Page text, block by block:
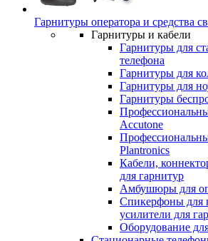
Гарнитуры оператора и средства
Гарнитуры и кабели
Гарнитуры для
телефона
Гарнитуры для
Гарнитуры для
Гарнитуры
Accutone
Plantronics
Кабели,
для гарнитур
Амбушюры для
Cпикерфоны для
усилители для
Оборудование